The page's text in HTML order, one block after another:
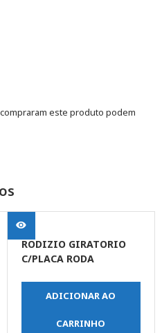
este produto podem
RODIZIO GIRATORIO
C/PLACA RODA
ADICIONAR AO
CARRINHO